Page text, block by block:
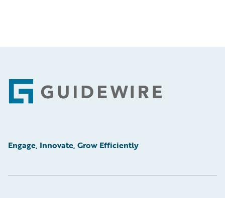
Footer
Engage, Innovate, Grow Efficiently